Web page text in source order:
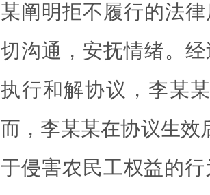
某阐明拒不履行的法
切沟通，安抚情绪。
执行和解协议，李某
而，李某某在协议生效
于侵害农民工权益的行